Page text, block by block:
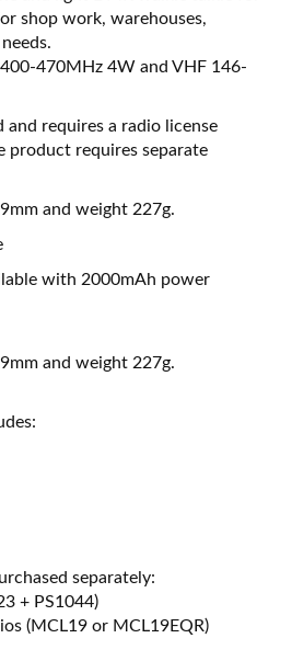
shop work, warehouses,
470MHz 4W and VHF 146-
and requires a radio license
product requires separate
and weight 227g.
with 2000mAh power
and weight 227g.
separately:
+ PS1044)
(MCL19 or MCL19EQR)